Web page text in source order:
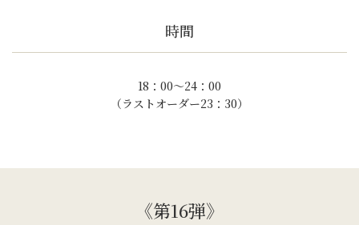
時間
18：00～24：00
（ラストオーダー23：30）
《第16弾》